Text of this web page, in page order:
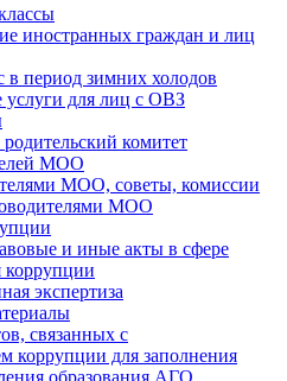
иностранных граждан и лиц
период зимних холодов
услуги для лиц с ОВЗ
комитет
МОО
МОО, советы, комиссии
МОО
и иные акты в сфере
коррупции
экспертиза
связанных с
коррупции для заполнения